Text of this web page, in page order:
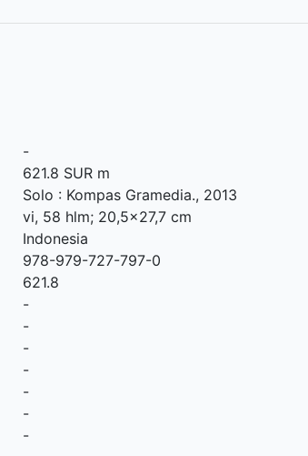
-
621.8 SUR m
Solo : Kompas Gramedia., 2013
vi, 58 hlm; 20,5x27,7 cm
Indonesia
978-979-727-797-0
621.8
-
-
-
-
-
-
-